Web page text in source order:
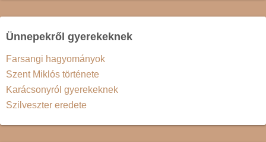
Ünnepekről gyerekeknek
Farsangi hagyományok
Szent Miklós története
Karácsonyról gyerekeknek
Szilveszter eredete